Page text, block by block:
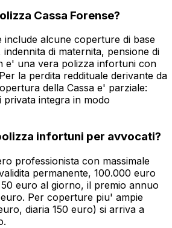
Cassa Forense?
include alcune coperture di base
indennita di maternita, pensione di
e' una vera polizza infortuni con
la perdita reddituale derivante da
della Cassa e' parziale:
integra in modo
infortuni per avvocati?
professionista con massimale
permanente, 100.000 euro
euro al giorno, il premio annuo
Per coperture piu' ampie
diaria 150 euro) si arriva a